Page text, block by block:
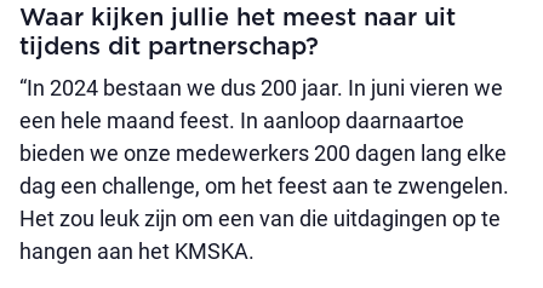
Waar kijken jullie het meest naar uit
tijdens dit partnerschap?
“In 2024 bestaan we dus 200 jaar. In juni vieren we
een hele maand feest. In aanloop daarnaartoe
bieden we onze medewerkers 200 dagen lang elke
dag een challenge, om het feest aan te zwengelen.
Het zou leuk zijn om een van die uitdagingen op te
hangen aan het KMSKA.